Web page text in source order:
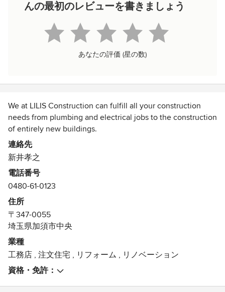
んの最初のレビューを書きましょう
あなたの評価 (星の数)
We at LILIS Construction can fulfill all your construction
needs from plumbing and electrical jobs to the construction
of entirely new buildings.
You can count on us for any and all types of construction;
we are the best choice for your every construction need.
Please feel free to contact us.
連絡先
新井孝之
電話番号
0480-61-0123
住所
〒347-0055
埼玉県加須市中央
業種
工務店 , 注文住宅 , リフォーム , リノベーション
資格・免許：